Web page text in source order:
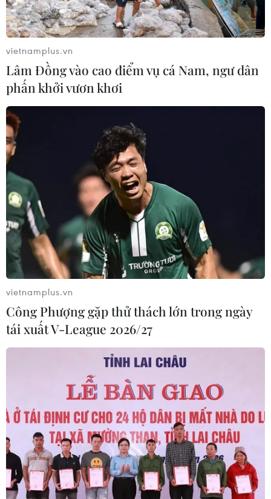
vietnamplus.vn
Lâm Đồng vào cao điểm vụ cá Nam, ngư dân
phấn khởi vươn khơi
vietnamplus.vn
Công Phượng gặp thử thách lớn trong ngày
tái xuất V-League 2026/27